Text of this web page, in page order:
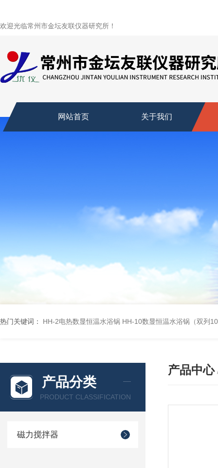
欢迎光临常州市金坛友联仪器研究所！
网站首页 关于我们
热门关键词： HH-2电热数显恒温水浴锅 HH-10数显恒温水浴锅（双列
产品分类
PRODUCT CLASSIFICATION
磁力搅拌器
产品中心